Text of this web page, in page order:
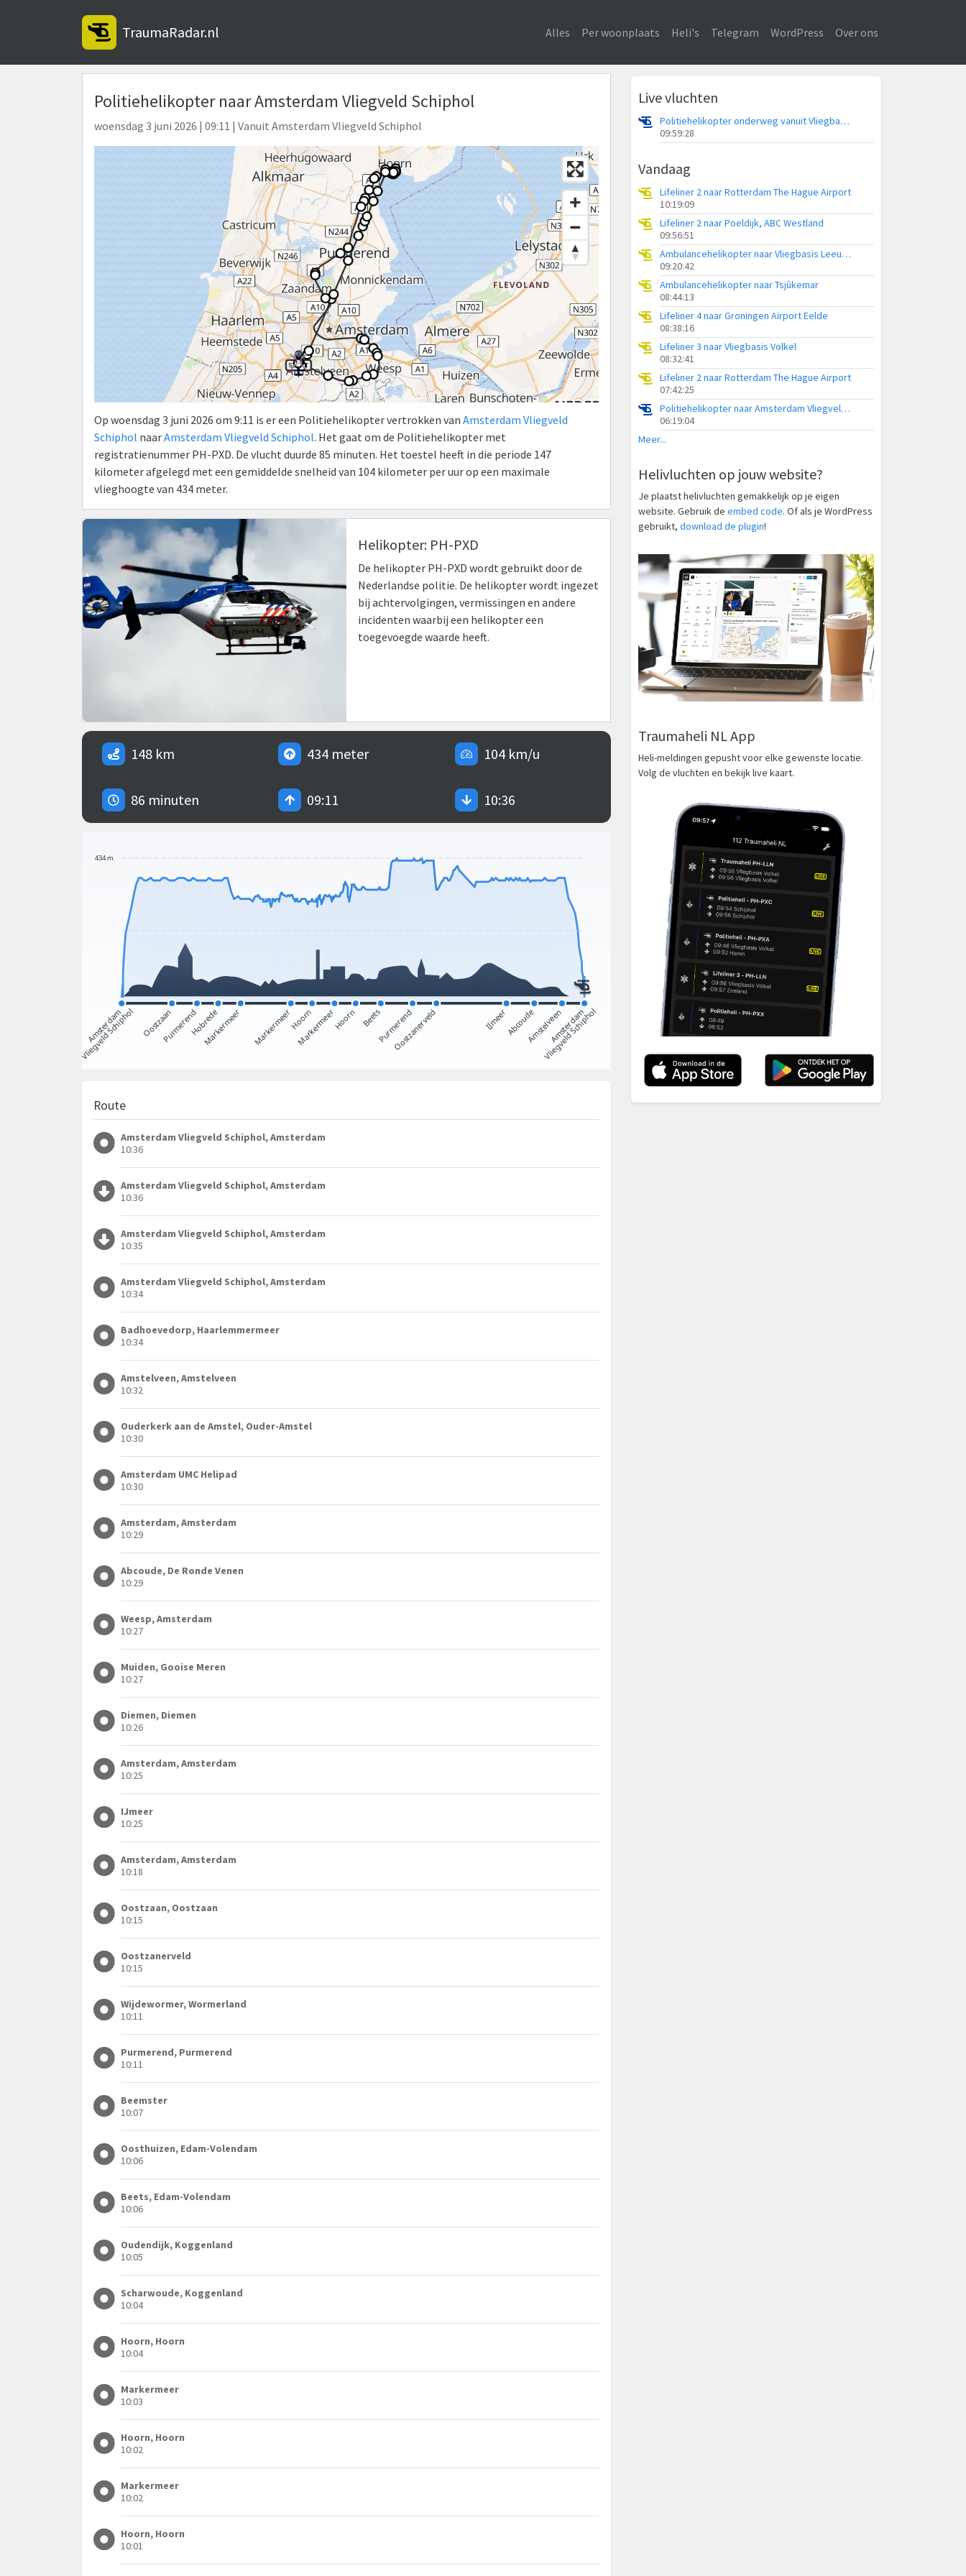
TraumaRadar.nl Alles Per woonplaats Heli's Telegram WordPress Over ons
Politiehelikopter naar Amsterdam Vliegveld Schiphol
woensdag 3 juni 2026 | 09:11 | Vanuit Amsterdam Vliegveld Schiphol
Op woensdag 3 juni 2026 om 9:11 is er een Politiehelikopter vertrokken van Amsterdam Vliegveld
Schiphol naarAmsterdam Vliegveld Schiphol. Het gaat om de Politiehelikopter met
registratienummer PH-PXD. De vlucht duurde 85 minuten. Het toestel heeft in die periode 147
kilometer afgelegd met een gemiddelde snelheid van 104 kilometer per uur op een maximale
vlieghoogte van 434 meter.
Helikopter: PH-PXD
De helikopter PH-PXD wordt gebruikt door de
Nederlandse politie. De helikopter wordt ingezet
bij achtervolgingen, vermissingen en andere
incidenten waarbij een helikopter een
toegevoegde waarde heeft.
148 km 434 meter 104 km/u
86 minuten 09:11 10:36
Route
Amsterdam Vliegveld Schiphol, Amsterdam
10:36
Amsterdam Vliegveld Schiphol, Amsterdam
10:36
Amsterdam Vliegveld Schiphol, Amsterdam
10:35
Amsterdam Vliegveld Schiphol, Amsterdam
10:34
Badhoevedorp, Haarlemmermeer
10:34
Amstelveen, Amstelveen
10:32
Ouderkerk aan de Amstel, Ouder-Amstel
10:30
Amsterdam UMC Helipad
10:30
Amsterdam, Amsterdam
10:29
Abcoude, De Ronde Venen
10:29
Weesp, Amsterdam
10:27
Muiden, Gooise Meren
10:27
Diemen, Diemen
10:26
Amsterdam, Amsterdam
10:25
IJmeer
10:25
Amsterdam, Amsterdam
10:18
Oostzaan, Oostzaan
10:15
Oostzanerveld
10:15
Wijdewormer, Wormerland
10:11
Purmerend, Purmerend
10:11
Beemster
10:07
Oosthuizen, Edam-Volendam
10:06
Beets, Edam-Volendam
10:06
Oudendijk, Koggenland
10:05
Scharwoude, Koggenland
10:04
Hoorn, Hoorn
10:04
Markermeer
10:03
Hoorn, Hoorn
10:02
Markermeer
10:02
Hoorn, Hoorn
10:01
Live vluchten
Politiehelikopter onderweg vanuit Vliegbasis Volkel
09:59:28
Vandaag
Lifeliner 2 naar Rotterdam The Hague Airport
10:19:09
Lifeliner 2 naar Poeldijk, ABC Westland
09:56:51
Ambulancehelikopter naar Vliegbasis Leeuwarden
09:20:42
Ambulancehelikopter naar Tsjûkemar
08:44:13
Lifeliner 4 naar Groningen Airport Eelde
08:38:16
Lifeliner 3 naar Vliegbasis Volkel
08:32:41
Lifeliner 2 naar Rotterdam The Hague Airport
07:42:25
Politiehelikopter naar Amsterdam Vliegveld Schiphol
06:19:04
Meer...
Helivluchten op jouw website?
Je plaatst helivluchten gemakkelijk op je eigen
website. Gebruik de embed code. Of als je WordPress
gebruikt, download de plugin!
Traumaheli NL App
Heli-meldingen gepusht voor elke gewenste locatie.
Volg de vluchten en bekijk live kaart.